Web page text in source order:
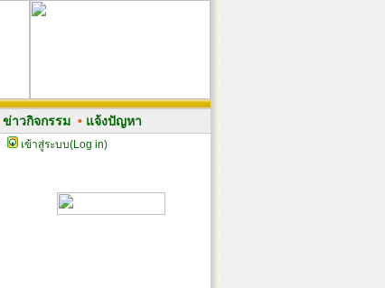
ข่าวกิจกรรม• แจ้งปัญหา
เข้าสู่ระบบ(Log in)